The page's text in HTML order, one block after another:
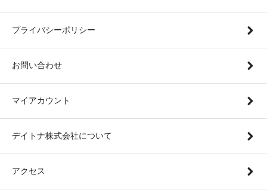
プライバシーポリシー
お問い合わせ
マイアカウント
デイトナ株式会社について
アクセス